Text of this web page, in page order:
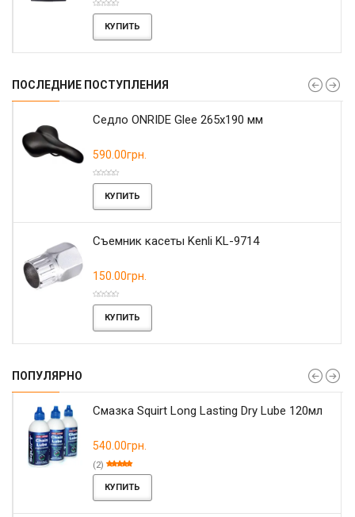
КУПИТЬ
ПОСЛЕДНИЕ ПОСТУПЛЕНИЯ
Седло ONRIDE Glee 265x190 мм
590.00грн.
КУПИТЬ
Съемник касеты Kenli KL-9714
150.00грн.
КУПИТЬ
ПОПУЛЯРНО
Смазка Squirt Long Lasting Dry Lube 120мл
540.00грн.
(2)
КУПИТЬ